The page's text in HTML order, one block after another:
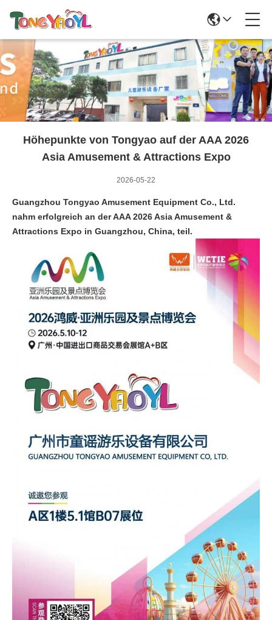
Höhepunkte von Tongyao auf der AAA 2026
Asia Amusement & Attractions Expo
2026-05-22
Guangzhou Tongyao Amusement Equipment Co., Ltd.
nahm erfolgreich an der AAA 2026 Asia Amusement &
Attractions Expo in Guangzhou, China, teil.